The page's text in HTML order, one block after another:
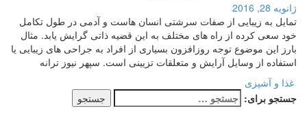
ژانویه 28, 2016
تمایل به زیبایی از صفات سرشتی انسان هاست و آدمی در طول تکامل
خود سعی کرده از راه های مختلف به این قضیه ذاتی گرایش یابد. مثال
بارز این موضوع توجه روزافزون بسیاری از افراد به جراحی های زیبایی یا
استفاده از وسایل آرایش و متعلقات تزیینی است. سپهر نیوز ترانه
غذا و آشپزی
جستجو برای: